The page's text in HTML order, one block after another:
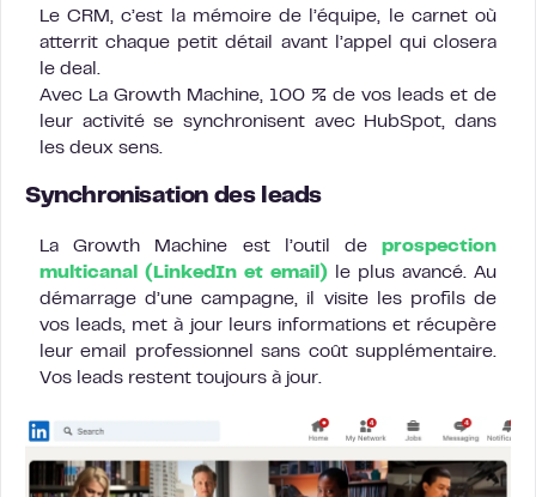
Le CRM, c’est la mémoire de l’équipe, le carnet où
atterrit chaque petit détail avant l’appel qui closera
le deal.
Avec La Growth Machine, 100 % de vos leads et de
leur activité se synchronisent avec HubSpot, dans
les deux sens.
Synchronisation des leads
La Growth Machine est l’outil de prospection
multicanal (LinkedIn et email) le plus avancé. Au
démarrage d’une campagne, il visite les profils de
vos leads, met à jour leurs informations et récupère
leur email professionnel sans coût supplémentaire.
Vos leads restent toujours à jour.